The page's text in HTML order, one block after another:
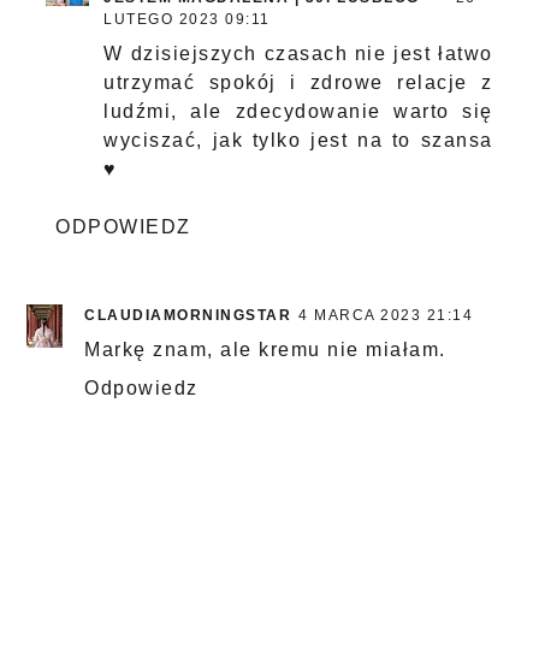
LUTEGO 2023 09:11
W dzisiejszych czasach nie jest łatwo
utrzymać spokój i zdrowe relacje z
ludźmi, ale zdecydowanie warto się
wyciszać, jak tylko jest na to szansa
♥
ODPOWIEDZ
CLAUDIAMORNINGSTAR 4 MARCA 2023 21:14
Markę znam, ale kremu nie miałam.
Odpowiedz